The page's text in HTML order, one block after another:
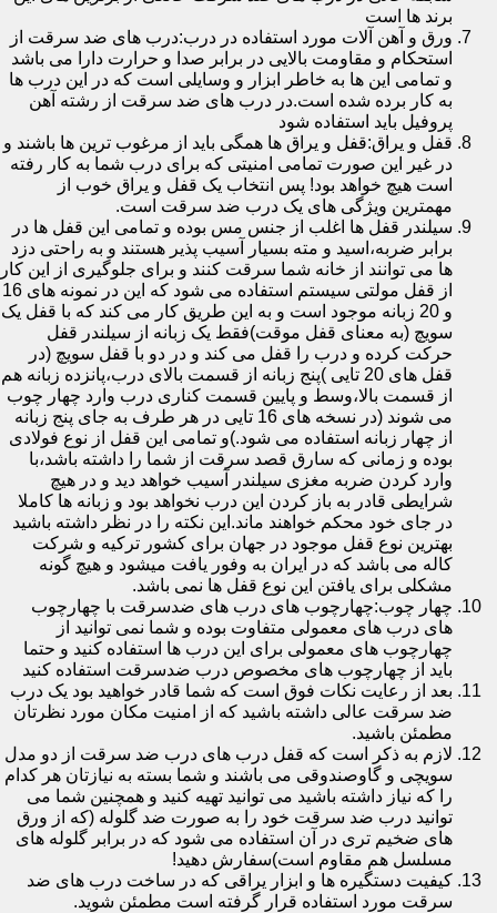
برند ها است
ورق و آهن آلات مورد استفاده در درب:درب های ضد سرقت از
استحکام و مقاومت بالایی در برابر صدا و حرارت دارا می باشد
و تمامی این ها به خاطر ابزار و وسایلی است که در این درب ها
به کار برده شده است.در درب های ضد سرقت از رشته آهن
پروفیل باید استفاده شود
قفل و یراق:قفل و یراق ها همگی باید از مرغوب ترین ها باشند و
در غیر این صورت تمامی امنیتی که برای درب شما به کار رفته
است هیچ خواهد بود! پس انتخاب یک قفل و یراق خوب از
مهمترین ویژگی های یک درب ضد سرقت است.
سیلندر قفل ها اغلب از جنس مس بوده و تمامی این قفل ها در
برابر ضربه،اسید و مته بسیار آسیب پذیر هستند و به راحتی دزد
ها می توانند از خانه شما سرقت کنند و برای جلوگیری از این کار
از قفل مولتی سیستم استفاده می شود که این در نمونه های 16
و 20 زبانه موجود است و به این طریق کار می کند که با قفل یک
سویچ (به معنای قفل موقت)فقط یک زبانه از سیلندر قفل
حرکت کرده و درب را قفل می کند و در دو با قفل سویچ (در
قفل های 20 تایی )پنج زبانه از قسمت بالای درب،پانزده زبانه هم
از قسمت بالا،وسط و پایین قسمت کناری درب وارد چهار چوب
می شوند (در نسخه های 16 تایی در هر طرف به جای پنج زبانه
از چهار زبانه استفاده می شود.)و تمامی این قفل از نوع فولادی
بوده و زمانی که سارق قصد سرقت از شما را داشته باشد،با
وارد کردن ضربه مغزی سیلندر آسیب خواهد دید و در هیچ
شرایطی قادر به باز کردن این درب نخواهد بود و زبانه ها کاملا
در جای خود محکم خواهند ماند.این نکته را در نظر داشته باشید
بهترین نوع قفل موجود در جهان برای کشور ترکیه و شرکت
کاله می باشد که در ایران به وفور یافت میشود و هیچ گونه
مشکلی برای یافتن این نوع قفل ها نمی باشد.
چهار چوب:چهارچوب های درب های ضدسرقت با چهارچوب
های درب های معمولی متفاوت بوده و شما نمی توانید از
چهارچوب های معمولی برای این درب ها استفاده کنید و حتما
باید از چهارچوب های مخصوص درب ضدسرقت استفاده کنید
بعد از رعایت نکات فوق است که شما قادر خواهید بود یک درب
ضد سرقت عالی داشته باشید که از امنیت مکان مورد نظرتان
مطمئن باشید.
لازم به ذکر است که قفل درب های درب ضد سرقت از دو مدل
سویچی و گاوصندوقی می باشند و شما بسته به نیازتان هر کدام
را که نیاز داشته باشید می توانید تهیه کنید و همچنین شما می
توانید درب ضد سرقت خود را به صورت ضد گلوله (که از ورق
های ضخیم تری در آن استفاده می شود که در برابر گلوله های
مسلسل هم مقاوم است)سفارش دهید!
کیفیت دستگیره ها و ابزار یراقی که در ساخت درب های ضد
سرقت مورد استفاده قرار گرفته است مطمئن شوید.